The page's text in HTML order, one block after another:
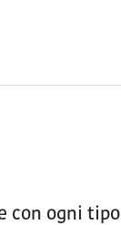
con ogni